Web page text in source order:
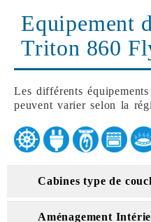
Equipement
Triton 860
Les différents
peuvent varier selon la
Cabines type de
Aménagement